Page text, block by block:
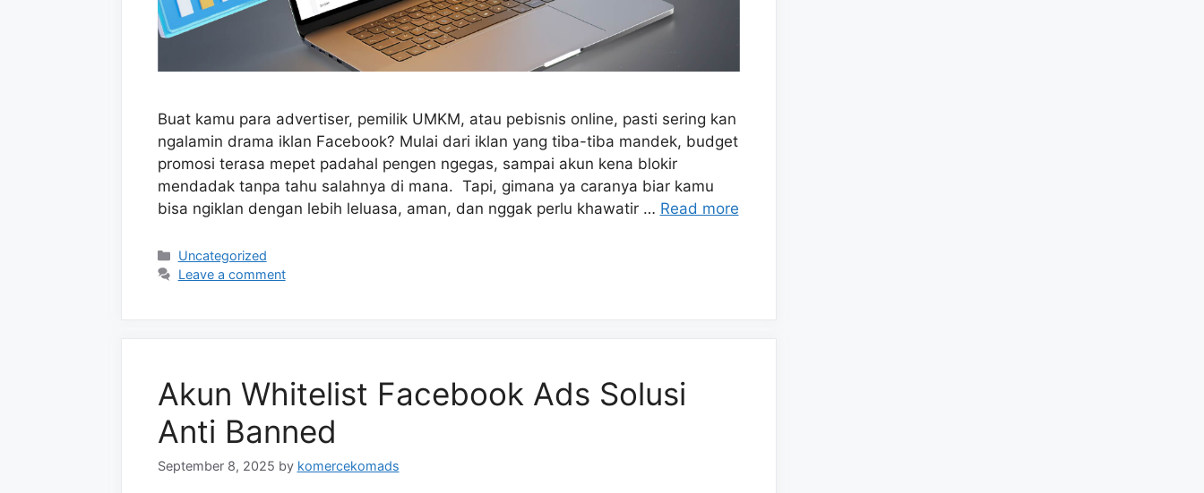
Buat kamu para advertiser, pemilik UMKM, atau pebisnis online, pasti sering kan
ngalamin drama iklan Facebook? Mulai dari iklan yang tiba-tiba mandek, budget
promosi terasa mepet padahal pengen ngegas, sampai akun kena blokir
mendadak tanpa tahu salahnya di mana. Tapi, gimana ya caranya biar kamu
bisa ngiklan dengan lebih leluasa, aman, dan nggak perlu khawatir … Read more
Categories
Uncategorized
Leave a comment
Akun Whitelist Facebook Ads Solusi
Anti Banned
September 8, 2025 by komercekomads